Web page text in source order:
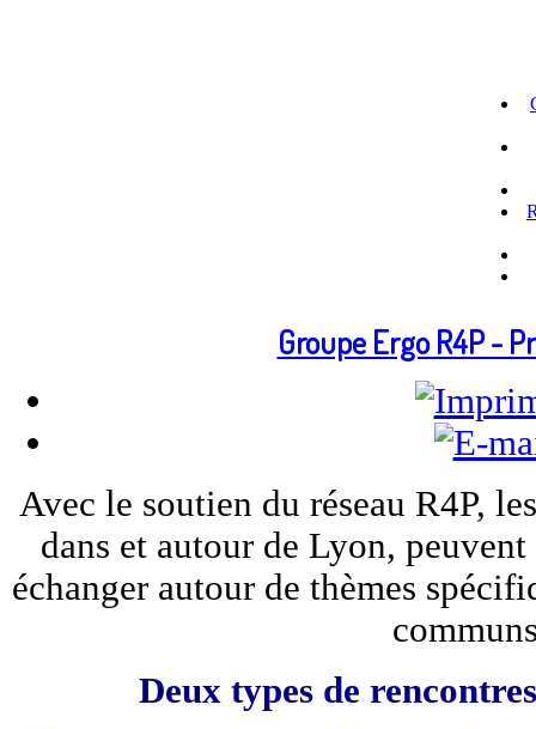
Groupe Ergo R4P -
Avec le soutien du réseau R4P,
dans et autour de Lyon,
échanger autour de thèmes
Deux types de